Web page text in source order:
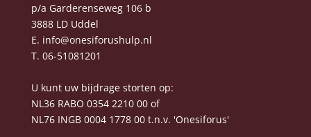
p/a Garderenseweg 106 b
3888 LD Uddel
E. info@onesiforushulp.nl
T. 06-51081201
U kunt uw bijdrage storten op:
NL36 RABO 0354 2210 00 of
NL76 INGB 0004 1778 00 t.n.v. 'Onesiforus'